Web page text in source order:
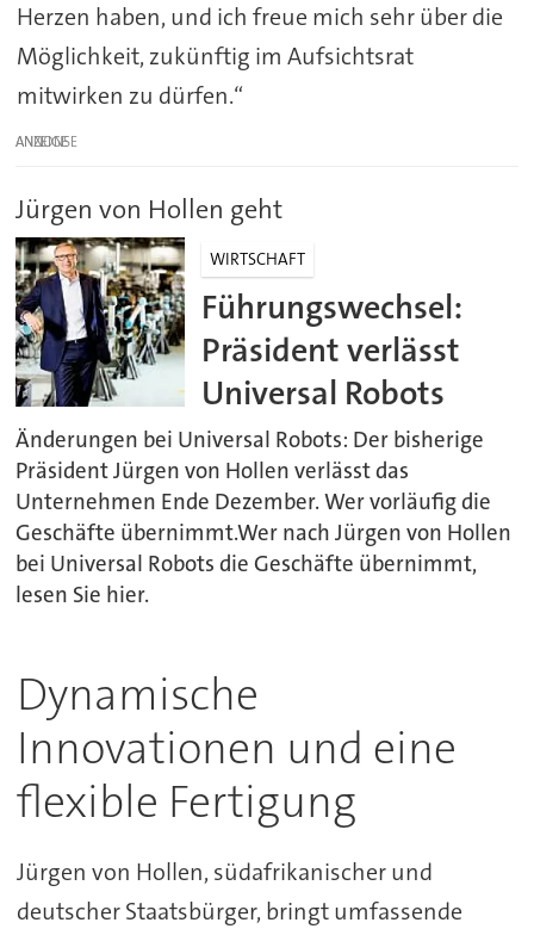
Herzen haben, und ich freue mich sehr über die
Möglichkeit, zukünftig im Aufsichtsrat
mitwirken zu dürfen.“
ANZEIGE
Jürgen von Hollen geht
WIRTSCHAFT
Führungswechsel:
Präsident verlässt
Universal Robots
Änderungen bei Universal Robots: Der bisherige
Präsident Jürgen von Hollen verlässt das
Unternehmen Ende Dezember. Wer vorläufig die
Geschäfte übernimmt.Wer nach Jürgen von Hollen
bei Universal Robots die Geschäfte übernimmt,
lesen Sie hier.
Dynamische
Innovationen und eine
flexible Fertigung
Jürgen von Hollen, südafrikanischer und
deutscher Staatsbürger, bringt umfassende